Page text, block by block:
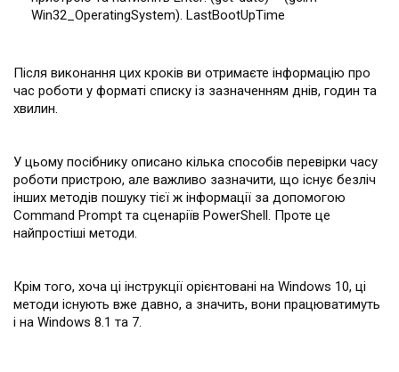
Win32_OperatingSystem). LastBootUpTime
Після виконання цих кроків ви отримаєте інформацію про
час роботи у форматі списку із зазначенням днів, годин та
хвилин.
У цьому посібнику описано кілька способів перевірки часу
роботи пристрою, але важливо зазначити, що існує безліч
інших методів пошуку тієї ж інформації за допомогою
Command Prompt та сценаріїв PowerShell. Проте це
найпростіші методи.
Крім того, хоча ці інструкції орієнтовані на Windows 10, ці
методи існують вже давно, а значить, вони працюватимуть
і на Windows 8.1 та 7.